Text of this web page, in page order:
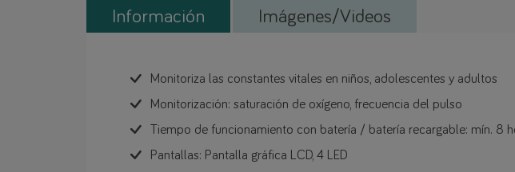
Información Imágenes/Videos
Monitoriza las constantes vitales en niños, adolescentes y adultos
Monitorización: saturación de oxígeno, frecuencia del pulso
Tiempo de funcionamiento con batería / batería recargable: mín. 8
Pantallas: Pantalla gráfica LCD, 4 LED